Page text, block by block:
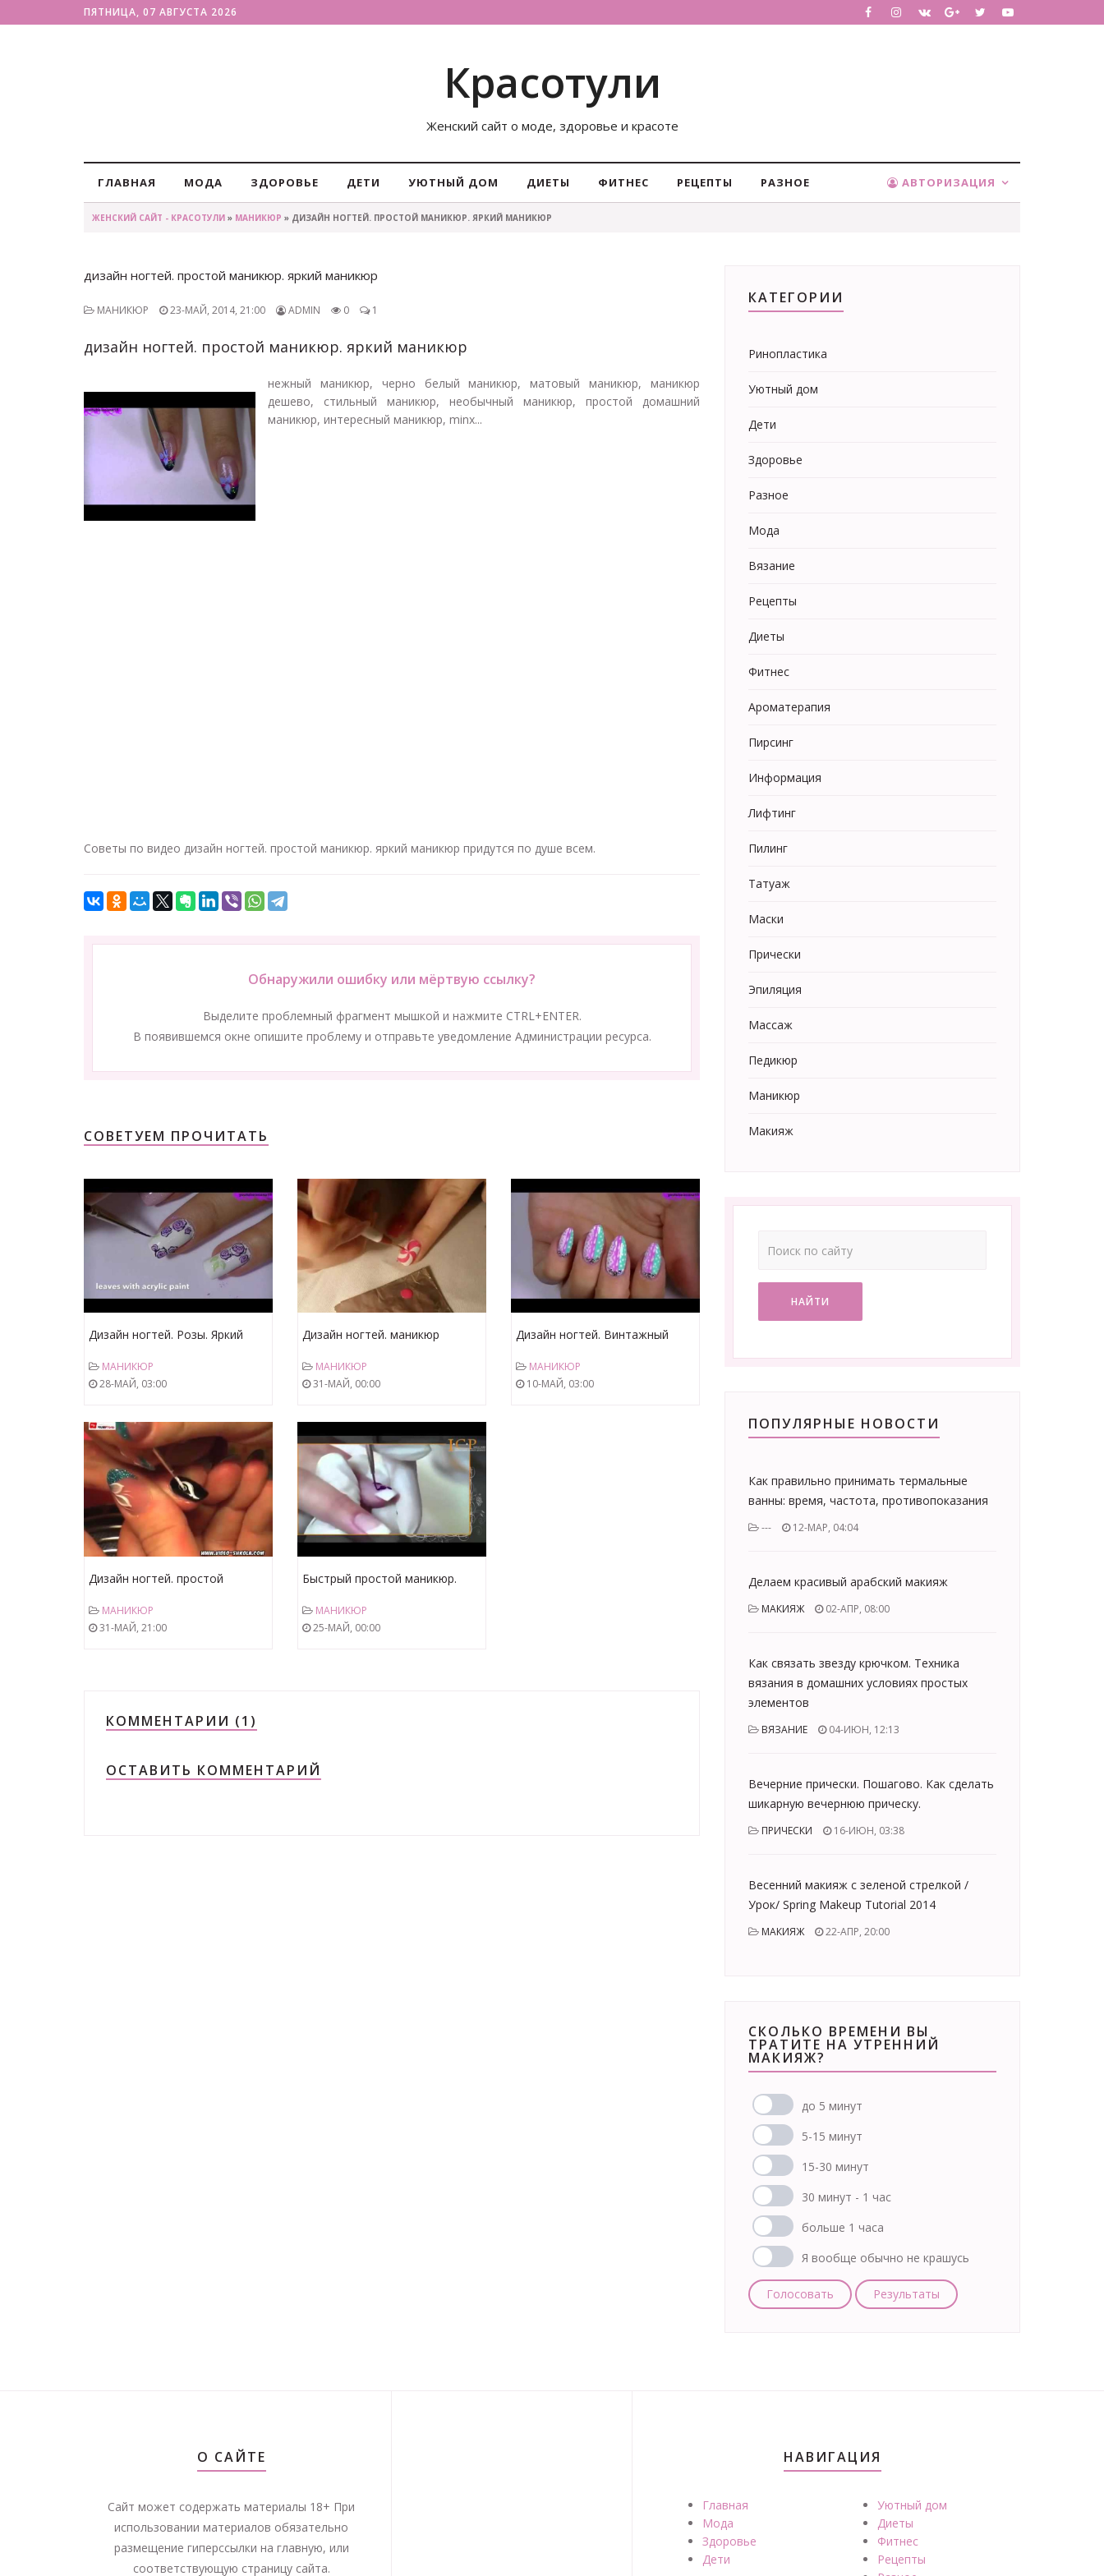
ПЯТНИЦА, 07 АВГУСТА 2026
Красотули
Женский сайт о моде, здоровье и красоте
ГЛАВНАЯ МОДА ЗДОРОВЬЕ ДЕТИ УЮТНЫЙ ДОМ ДИЕТЫ ФИТНЕС РЕЦЕПТЫ РАЗНОЕ АВТОРИЗАЦИЯ
ЖЕНСКИЙ САЙТ - КРАСОТУЛИ » МАНИКЮР » ДИЗАЙН НОГТЕЙ. ПРОСТОЙ МАНИКЮР. ЯРКИЙ МАНИКЮР
дизайн ногтей. простой маникюр. яркий маникюр
МАНИКЮР 23-МАЙ, 2014, 21:00 ADMIN 0 1
дизайн ногтей. простой маникюр. яркий маникюр
нежный маникюр, черно белый маникюр, матовый маникюр, маникюр
дешево, стильный маникюр, необычный маникюр, простой домашний
маникюр, интересный маникюр, minx...
Советы по видео дизайн ногтей. простой маникюр. яркий маникюр придутся по душе всем.
Обнаружили ошибку или мёртвую ссылку?
Выделите проблемный фрагмент мышкой и нажмите CTRL+ENTER.
В появившемся окне опишите проблему и отправьте уведомление Администрации ресурса.
СОВЕТУЕМ ПРОЧИТАТЬ
Дизайн ногтей. Розы. Яркий
МАНИКЮР
28-МАЙ, 03:00
Дизайн ногтей. маникюр
маникюр
МАНИКЮР
31-МАЙ, 00:00
Дизайн ногтей. Винтажный
МАНИКЮР
10-МАЙ, 03:00
Дизайн ногтей. простой
МАНИКЮР
31-МАЙ, 21:00
Быстрый простой маникюр.
МАНИКЮР
25-МАЙ, 00:00
КОММЕНТАРИИ (1)
ОСТАВИТЬ КОММЕНТАРИЙ
КАТЕГОРИИ
Ринопластика
Уютный дом
Дети
Здоровье
Разное
Мода
Вязание
Рецепты
Диеты
Фитнес
Ароматерапия
Пирсинг
Информация
Лифтинг
Пилинг
Татуаж
Маски
Прически
Эпиляция
Массаж
Педикюр
Маникюр
Макияж
НАЙТИ
ПОПУЛЯРНЫЕ НОВОСТИ
Как правильно принимать термальные
ванны: время, частота, противопоказания
--- 12-МАР, 04:04
Делаем красивый арабский макияж
МАКИЯЖ 02-АПР, 08:00
Как связать звезду крючком. Техника
вязания в домашних условиях простых
элементов
ВЯЗАНИЕ 04-ИЮН, 12:13
Вечерние прически. Пошагово. Как сделать
шикарную вечернюю прическу.
ПРИЧЕСКИ 16-ИЮН, 03:38
Bесенний макияж с зеленой стрелкой /
Урок/ Spring Makeup Tutorial 2014
МАКИЯЖ 22-АПР, 20:00
СКОЛЬКО ВРЕМЕНИ ВЫ
ТРАТИТЕ НА УТРЕННИЙ
МАКИЯЖ?
до 5 минут
5-15 минут
15-30 минут
30 минут - 1 час
больше 1 часа
Я вообще обычно не крашусь
Голосовать Результаты
О САЙТЕ
Сайт может содержать материалы 18+ При
использовании материалов обязательно
размещение гиперссылки на главную, или
соответствующую страницу сайта.
НАВИГАЦИЯ
Главная
Мода
Здоровье
Дети
Уютный дом
Диеты
Фитнес
Рецепты